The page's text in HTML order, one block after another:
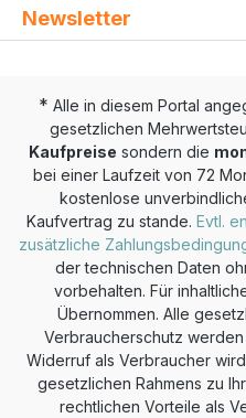
Newsletter
* Alle in diesem Portal
gesetzlichen
Kaufpreise sondern die
bei einer Laufzeit von 72
kostenlose
Kaufvertrag zu stande. Evtl.
zusätzliche
der technischen Daten
vorbehalten. Für
Übernommen. Alle
Verbraucherschutz
Widerruf als Verbraucher
gesetzlichen Rahmens zu
rechtlichen Vorteile als